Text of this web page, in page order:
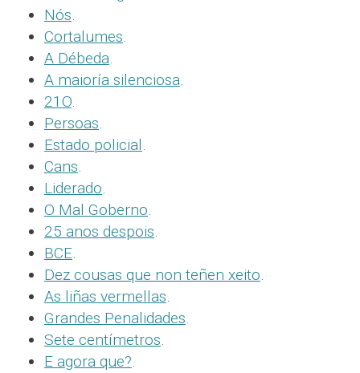
Nós.
Cortalumes.
A Débeda.
A maioría silenciosa.
21O.
Persoas.
Estado policial.
Cans.
Liderado.
O Mal Goberno.
25 anos despois.
BCE.
Dez cousas que non teñen xeito.
As liñas vermellas.
Grandes Penalidades.
Sete centímetros.
E agora que?.